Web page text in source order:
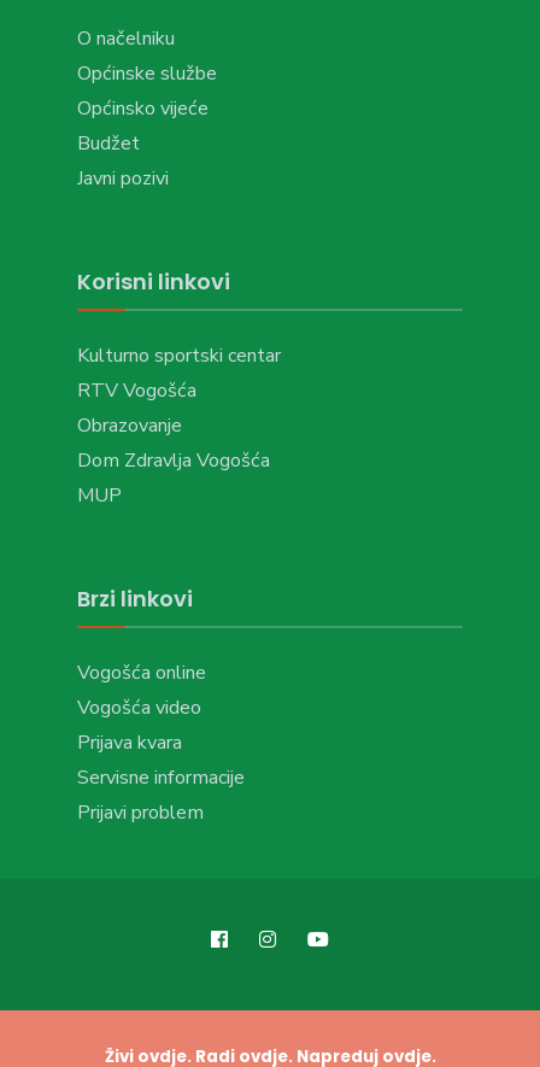
O načelniku
Općinske službe
Općinsko vijeće
Budžet
Javni pozivi
Korisni linkovi
Kulturno sportski centar
RTV Vogošća
Obrazovanje
Dom Zdravlja Vogošća
MUP
Brzi linkovi
Vogošća online
Vogošća video
Prijava kvara
Servisne informacije
Prijavi problem
Živi ovdje. Radi ovdje. Napreduj ovdje.